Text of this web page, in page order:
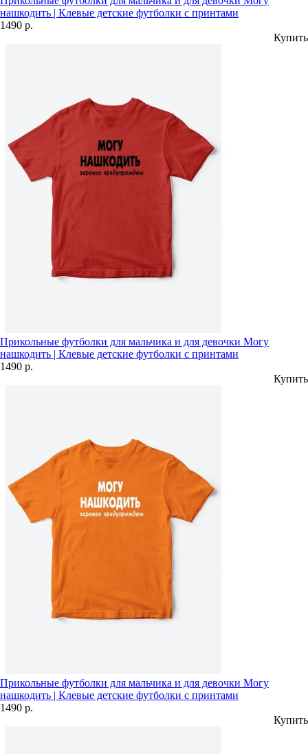
нашкодить | Клевые детские футболки с принтами
1490 р.
Купить
Прикольные футболки для мальчика и для девочки Могу
нашкодить | Клевые детские футболки с принтами
1490 р.
Купить
Прикольные футболки для мальчика и для девочки Могу
нашкодить | Клевые детские футболки с принтами
1490 р.
Купить